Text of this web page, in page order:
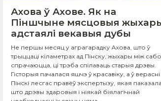
Ахова ў Ахове. Як на
Піншчыне мясцовыя
адстаялі векавыя дубы
Не першы месяц у аграгарадку Ахова, што ў
трыццаці кіламетрах ад Пінску, жыхары між
спрачаюцца, ці трэба спілаваць старыя дрэвы.
Гісторыя пачалася яшчэ ў красавіку, а ў верасні
Пінскі лесгас правёў экспертызу, якая паказала,
што дрэвы здаровыя і ніякай біялагічнай